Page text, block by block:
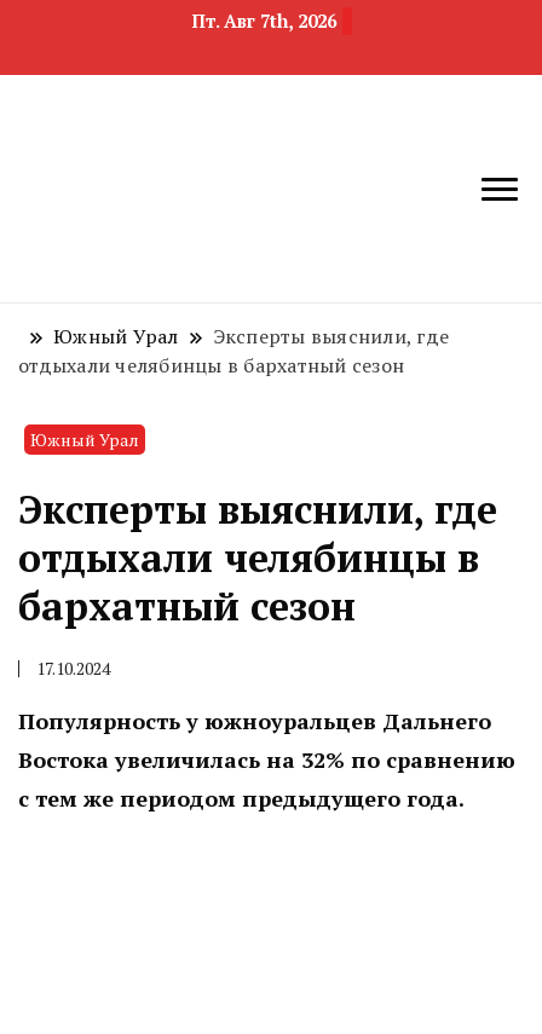
Пт. Авг 7th, 2026
область
Южный Урал
Эксперты выяснили, где
отдыхали челябинцы в бархатный сезон
Южный Урал
Эксперты выяснили, где
отдыхали челябинцы в
бархатный сезон
17.10.2024
Популярность у южноуральцев Дальнего
Востока увеличилась на 32% по сравнению
с тем же периодом предыдущего года.